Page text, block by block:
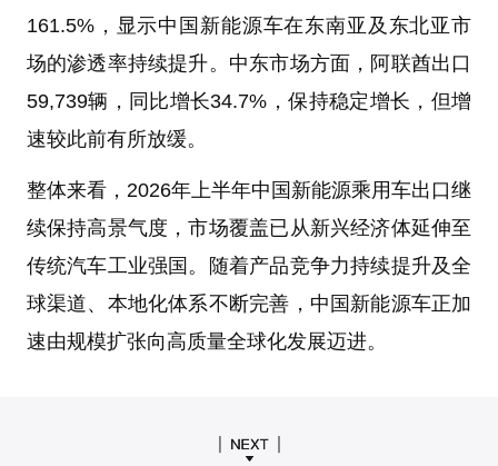
161.5%，显示中国新能源车在东南亚及东北亚市
场的渗透率持续提升。中东市场方面，阿联酋出口
59,739辆，同比增长34.7%，保持稳定增长，但增
速较此前有所放缓。
整体来看，2026年上半年中国新能源乘用车出口继
续保持高景气度，市场覆盖已从新兴经济体延伸至
传统汽车工业强国。随着产品竞争力持续提升及全
球渠道、本地化体系不断完善，中国新能源车正加
速由规模扩张向高质量全球化发展迈进。